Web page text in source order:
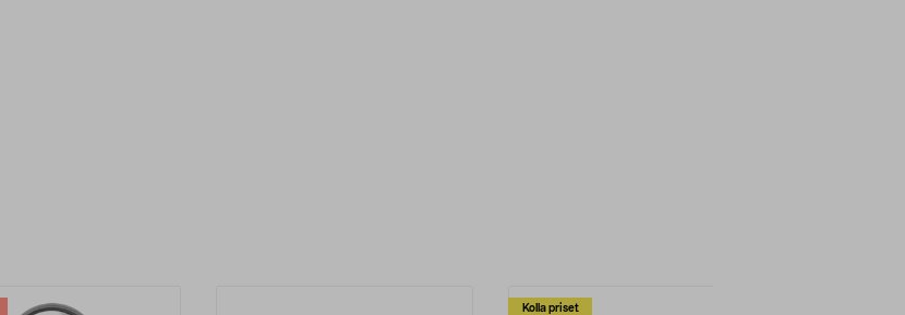
Kolla priset